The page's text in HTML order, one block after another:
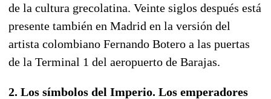
de la cultura grecolatina. Veinte siglos después está
presente también en Madrid en la versión del
artista colombiano Fernando Botero a las puertas
de la Terminal 1 del aeropuerto de Barajas.
2. Los símbolos del Imperio. Los emperadores